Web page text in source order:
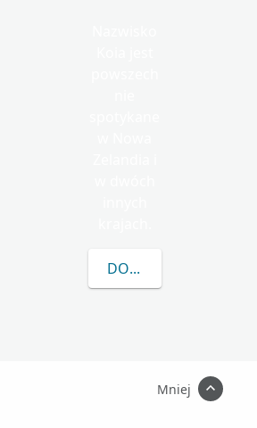
DOWIEDZ SIĘ WIĘCEJ
Mniej